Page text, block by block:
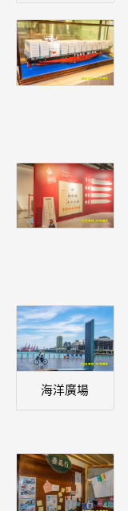
海洋廣場